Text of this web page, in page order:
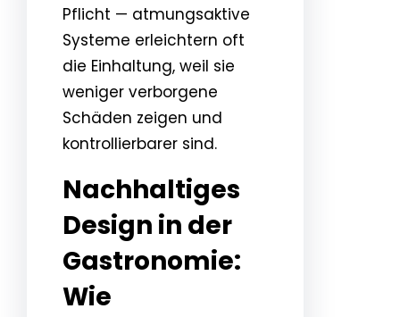
Pflicht — atmungsaktive
Systeme erleichtern oft
die Einhaltung, weil sie
weniger verborgene
Schäden zeigen und
kontrollierbarer sind.
Nachhaltiges
Design in der
Gastronomie:
Wie